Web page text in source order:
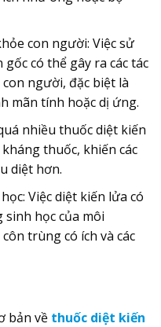
con người: Việc sử
có thể gây ra các tác
người, đặc biệt là
mãn tính hoặc dị ứng.
nhiều thuốc diệt kiến
thuốc, khiến các
diệt hơn.
Việc diệt kiến lửa có
học của môi
trùng có ích và các
bản về thuốc diệt kiến